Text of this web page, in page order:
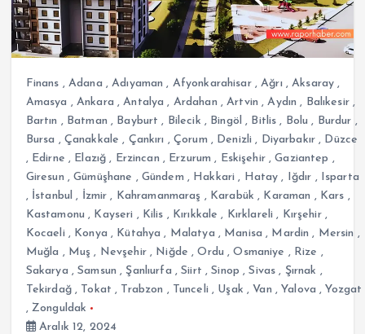
Finans , Adana ,Adıyaman , Afyonkarahisar,Ağrı ,Aksaray ,
Amasya , Ankara ,Antalya , Ardahan ,Artvin ,Aydın , Balıkesir,
Bartın , Batman , Bayburt , Bilecik , Bingöl , Bitlis , Bolu , Burdur ,
Bursa , Çanakkale , Çankırı , Çorum , Denizli , Diyarbakır , Düzce
, Edirne , Elazığ , Erzincan , Erzurum , Eskişehir,Gaziantep ,
Giresun ,Gümüşhane , Gündem , Hakkari , Hatay , Iğdır ,
Isparta
, İstanbul , İzmir , Kahramanmaraş , Karabük , Karaman , Kars ,
Kastamonu , Kayseri , Kilis , Kırıkkale , Kırklareli , Kırşehir,
Kocaeli , Konya , Kütahya , Malatya , Manisa , Mardin , Mersin ,
Muğla , Muş , Nevşehir, Niğde ,Ordu ,Osmaniye , Rize ,
Sakarya ,Samsun , Şanlıurfa ,Siirt ,Sinop ,Sivas , Şırnak ,
Tekirdağ, Tokat , Trabzon , Tunceli , Uşak ,Van ,Yalova ,Yozgat
, Zonguldak
Aralık 12, 2024